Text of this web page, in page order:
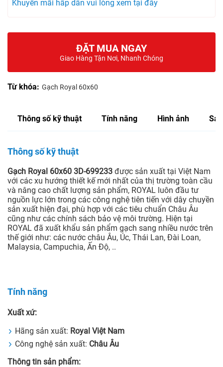
Khuyến mãi hấp dẫn vui lòng xem tại đây
ĐẶT MUA NGAY
Giao Hàng Tận Nơi, Nhanh Chóng
Từ khóa: Gạch Royal 60x60
Thông số kỹ thuật Tính năng Hình ảnh
Thông số kỹ thuật
Gạch Royal 60x60 3D-699233 được sản xuất tại Việt Nam
với các xu hướng thiết kế mới nhất của thị trường toàn cầu
và nâng cao chất lượng sản phẩm, ROYAL luôn đầu tư
nguồn lực lớn trong các công nghệ tiên tiến với dây chuyền
sản xuất hiện đại, phù hợp với các tiêu chuẩn Châu Âu
cũng như các chính sách bảo vệ môi trường. Hiện tại
ROYAL đã xuất khẩu sản phẩm gạch sang nhiều nước trên
thế giới như: các nước châu Âu, Úc, Thái Lan, Đài Loan,
Malaysia, Campuchia, Ấn Độ, ..
Tính năng
Xuất xứ:
Hãng sản xuất: Royal Việt Nam
Công nghệ sản xuất: Châu Âu
Thông tin sản phẩm: